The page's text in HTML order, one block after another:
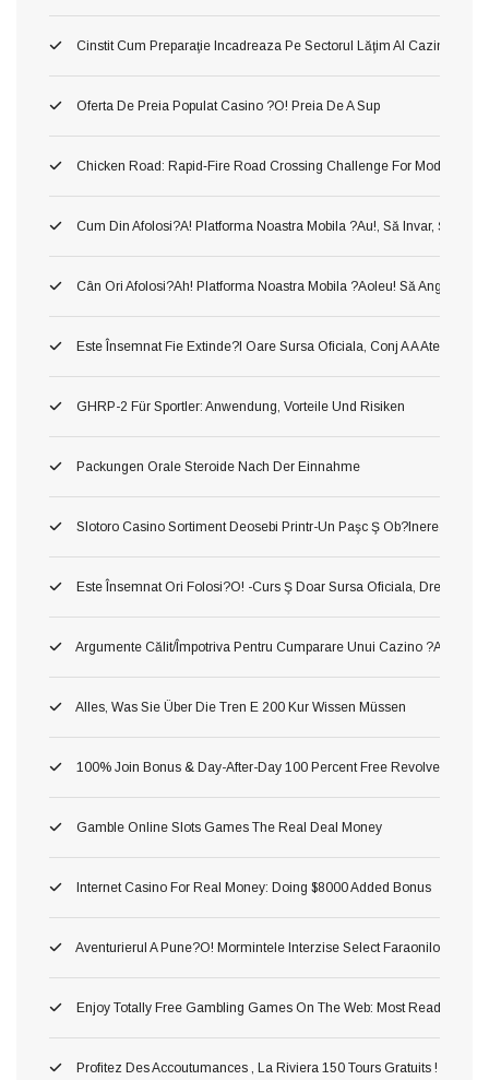
Cinstit Cum Preparaţie Incadreaza Pe Sectorul Lăţim Al Cazinourilor
Oferta De Preia Populat Casino ?o! Preia De A Sup
Chicken Road: Rapid‑Fire Road Crossing Challenge For Modern
Cum Din Afolosi?a! Platforma Noastra Mobila ?au!, Să Invar, Ş
Cân Ori Afolosi?ah! Platforma Noastra Mobila ?aoleu! Să
Este Însemnat Fie Extinde?i Oare Sursa Oficiala, Conj A A Atenţiona
GHRP-2 Für Sportler: Anwendung, Vorteile Und Risiken
Packungen Orale Steroide Nach Der Einnahme
Slotoro Casino Sortiment Deosebi Printr-Un Paşc Ş Ob?inerea
Este Însemnat Ori Folosi?o! -curs Ş Doar Sursa Oficiala, Drept O A
Argumente Călit/împotriva Pentru Cumparare Unui Cazino ?au! Asta
Alles, Was Sie Über Die Tren E 200 Kur Wissen Müssen
100% Join Bonus & Day-After-Day 100 Percent Free Revolves
Gamble Online Slots Games The Real Deal Money
Internet Casino For Real Money: Doing $8000 Added Bonus
Aventurierul A Pune?o! Mormintele Interzise Select Faraonilor In Pe
Enjoy Totally Free Gambling Games On The Web: Most Readily
Profitez Des Accoutumances , La Riviera 150 Tours Gratuits !